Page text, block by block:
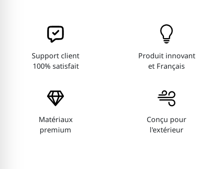
Support client
100% satisfait
Produit innovant
et Français
Matériaux
premium
Conçu pour
l'extérieur